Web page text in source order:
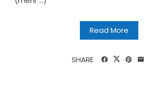
Read More
SHARE